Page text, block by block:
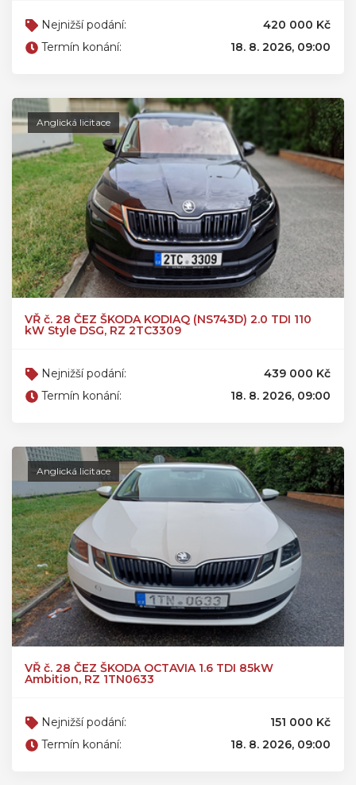
Nejnižší podání:
420 000 Kč
Termín konání:
18. 8. 2026, 09:00
Anglická licitace
VŘ č. 28 ČEZ ŠKODA KODIAQ (NS743D) 2.0 TDI 110
kW Style DSG, RZ 2TC3309
Nejnižší podání:
439 000 Kč
Termín konání:
18. 8. 2026, 09:00
Anglická licitace
VŘ č. 28 ČEZ ŠKODA OCTAVIA 1.6 TDI 85kW
Ambition, RZ 1TN0633
Nejnižší podání:
151 000 Kč
Termín konání:
18. 8. 2026, 09:00